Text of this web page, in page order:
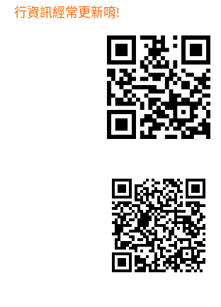
行資訊經常更新唷!